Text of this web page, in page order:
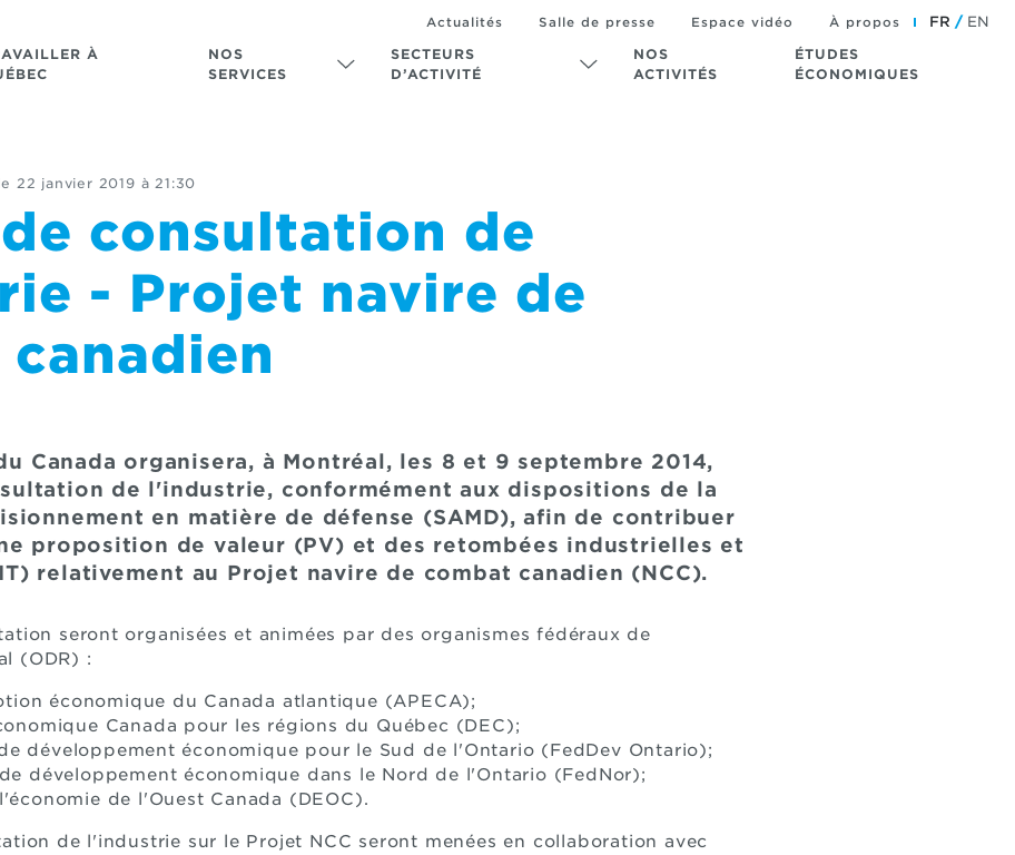
À
NOS
SERVICES
SECTEURS
D’ACTIVITÉ
NOS
ACTIVITÉS
ÉTUDES
ÉCONOMIQUES
Actualités Salle de presse Espace vidéo À propos FR EN
22 janvier 2019 à 21:30
consultation de
- Projet navire de
Canada organisera, à Montréal, les 8 et 9 septembre 2014,
de l'industrie, conformément aux dispositions de la
en matière de défense (SAMD), afin de contribuer
proposition de valeur (PV) et des retombées industrielles et
relativement au Projet navire de combat canadien (NCC).
seront organisées et animées par des organismes fédéraux de
(ODR) :
économique du Canada atlantique (APECA);
Canada pour les régions du Québec (DEC);
développement économique pour le Sud de l'Ontario (FedDev Ontario);
développement économique dans le Nord de l'Ontario (FedNor);
de l'Ouest Canada (DEOC).
de l'industrie sur le Projet NCC seront menées en collaboration avec